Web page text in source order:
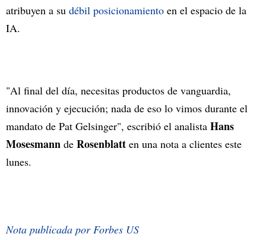
atribuyen a su débil posicionamiento en el espacio de la
IA.
"Al final del día, necesitas productos de vanguardia,
innovación y ejecución; nada de eso lo vimos durante el
mandato de Pat Gelsinger", escribió el analista Hans
Mosesmann de Rosenblatt en una nota a clientes este
lunes.
Nota publicada por Forbes US